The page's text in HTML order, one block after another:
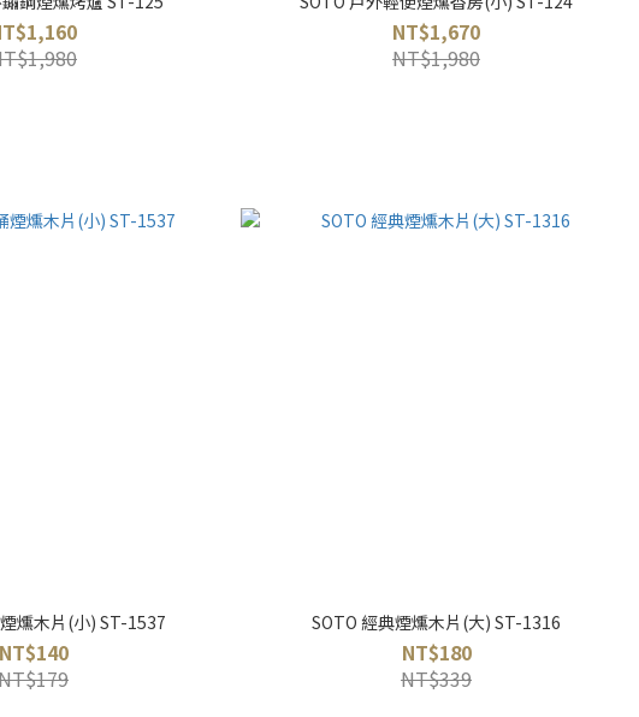
NT$1,670
NT$1,980
燻木片(小) ST-1537
NT$140
SOTO 經典煙燻木片(大) ST-1316
NT$180
NT$339